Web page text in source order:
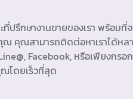
ปรึกษางานขายของเรา พร้อมที่
ณ คุณสามารถติดต่อหาเราได้หล
Facebook, หรือเพียงกรอ
โดยเร็วที่สุด